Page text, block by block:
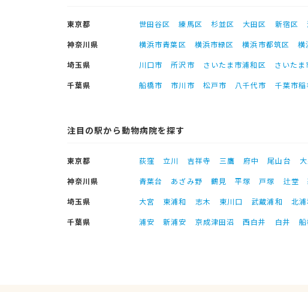
東京都 世田谷区 練馬区 杉並区 大田区 新宿区
神奈川県
横浜市青葉区 横浜市緑区 横浜市都筑区 横
埼玉県
川口市 所沢市 さいたま市浦和区 さいたま
千葉県
船橋市 市川市 松戸市 八千代市 千葉市稲
注目の駅から動物病院を探す
東京都 荻窪 立川 吉祥寺 三鷹 府中 尾山台
神奈川県
青葉台 あざみ野 鶴見 平塚 戸塚 辻堂
埼玉県
大宮 東浦和 志木 東川口 武蔵浦和 北
千葉県
浦安 新浦安 京成津田沼 西白井 白井